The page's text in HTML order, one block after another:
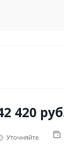
420
Уточняйте